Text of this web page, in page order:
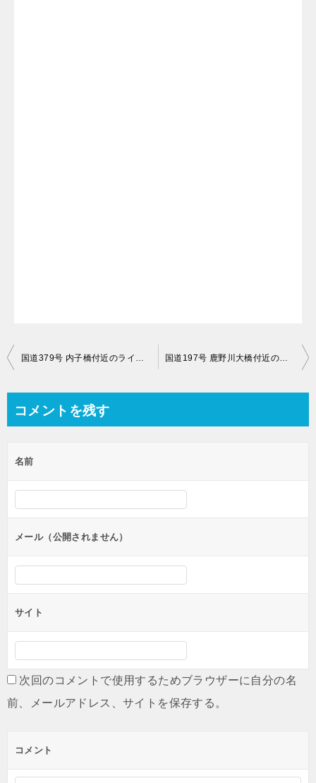
投
ビ
ー
シ
ョ
ン
国道379号 内子橋付近のライブカメラ【愛媛県喜多郡内子町内子】 国道197号 鹿野川大橋付近のライブカメラ【愛媛県大洲市肱川町宇和川】
コメントを残す
名前
メール（公開されません）
サイト
次回のコメントで使用するためブラウザーに自分の名
前、メールアドレス、サイトを保存する。
コメント